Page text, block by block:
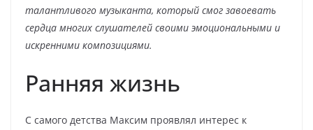
талантливого музыканта, который смог завоевать
сердца многих слушателей своими эмоциональными и
искренними композициями.
Ранняя жизнь
С самого детства Максим проявлял интерес к